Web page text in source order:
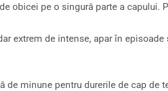
obicei pe o singură parte a
extrem de intense, apar în
de minune pentru durerile de cap